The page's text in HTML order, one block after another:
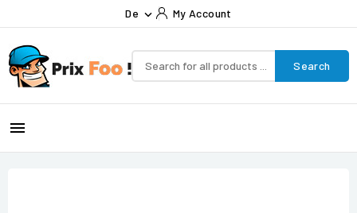
De  My Account
Search
